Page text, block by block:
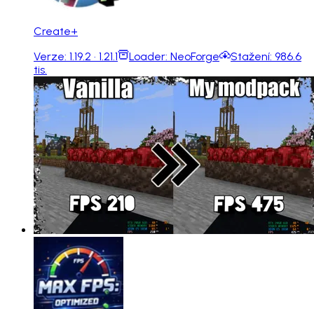
Create+
Verze: 1.19.2 · 1.21.1 Loader: NeoForge Stažení: 986.6
tis.